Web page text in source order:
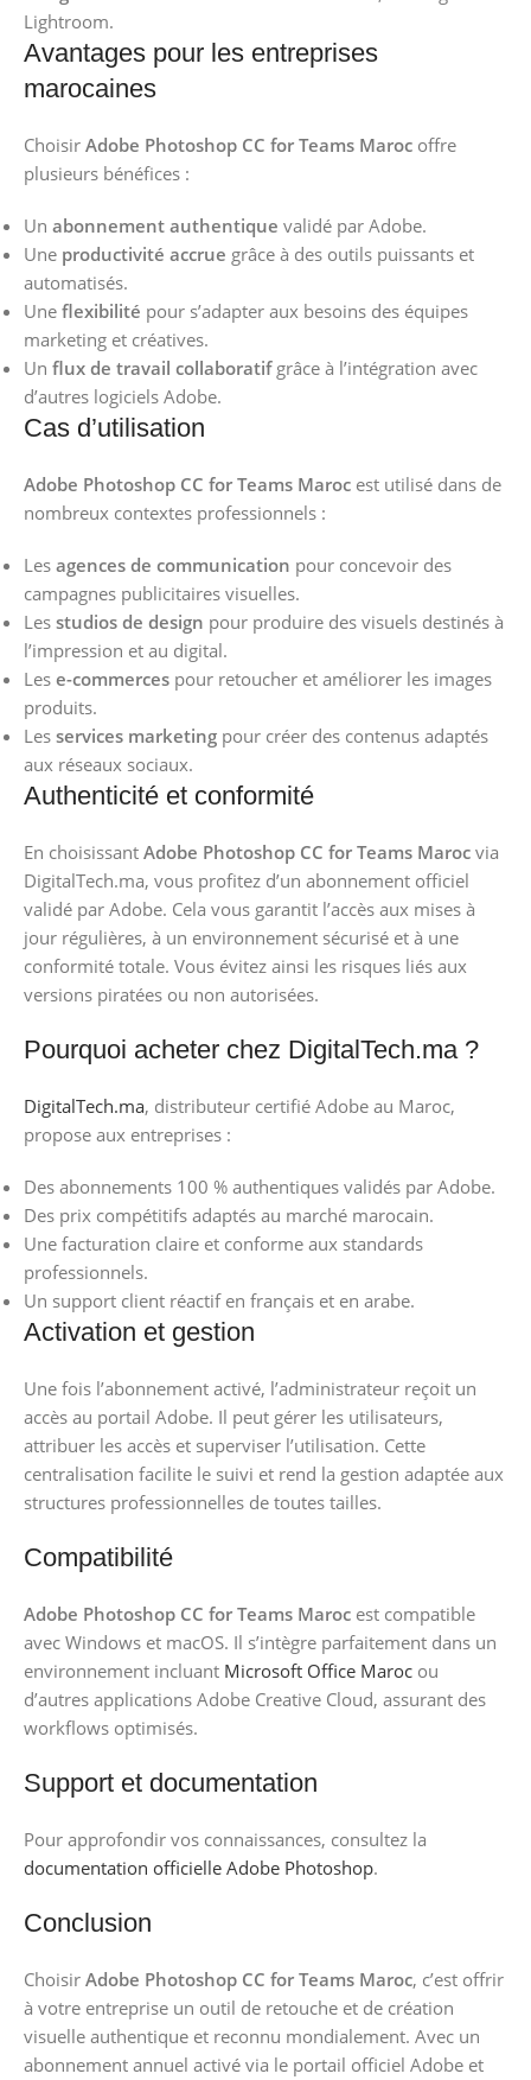
Lightroom.
Avantages pour les entreprises
marocaines
Choisir Adobe Photoshop CC for Teams Maroc offre
plusieurs bénéfices :
Un abonnement authentique validé par Adobe.
Une productivité accrue grâce à des outils puissants et
automatisés.
Une flexibilité pour s’adapter aux besoins des équipes
marketing et créatives.
Un flux de travail collaboratifgrâce à l’intégration avec
d’autres logiciels Adobe.
Cas d’utilisation
Adobe Photoshop CC for Teams Maroc est utilisé dans de
nombreux contextes professionnels :
Les agences de communication pour concevoir des
campagnes publicitaires visuelles.
Les studios de design pour produire des visuels destinés à
l’impression et au digital.
Les e-commerces pour retoucher et améliorer les images
produits.
Les services marketing pour créer des contenus adaptés
aux réseaux sociaux.
Authenticité et conformité
En choisissant Adobe Photoshop CC for Teams Maroc via
DigitalTech.ma, vous profitez d’un abonnement officiel
validé par Adobe. Cela vous garantit l’accès aux mises à
jour régulières, à un environnement sécurisé et à une
conformité totale. Vous évitez ainsi les risques liés aux
versions piratées ou non autorisées.
Pourquoi acheter chez DigitalTech.ma ?
DigitalTech.ma, distributeur certifié Adobe au Maroc,
propose aux entreprises :
Des abonnements 100 % authentiques validés par Adobe.
Des prix compétitifs adaptés au marché marocain.
Une facturation claire et conforme aux standards
professionnels.
Un support client réactif en français et en arabe.
Activation et gestion
Une fois l’abonnement activé, l’administrateur reçoit un
accès au portail Adobe. Il peut gérer les utilisateurs,
attribuer les accès et superviser l’utilisation. Cette
centralisation facilite le suivi et rend la gestion adaptée aux
structures professionnelles de toutes tailles.
Compatibilité
Adobe Photoshop CC for Teams Maroc est compatible
avec Windows et macOS. Il s’intègre parfaitement dans un
environnement incluant Microsoft Office Maroc ou
d’autres applications Adobe Creative Cloud, assurant des
workflows optimisés.
Support et documentation
Pour approfondir vos connaissances, consultez la
documentation officielle Adobe Photoshop.
Conclusion
Choisir Adobe Photoshop CC for Teams Maroc, c’est offrir
à votre entreprise un outil de retouche et de création
visuelle authentique et reconnu mondialement. Avec un
abonnement annuel activé via le portail officiel Adobe et